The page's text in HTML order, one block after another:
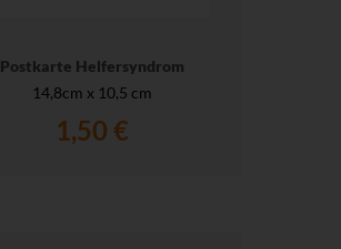
Postkarte Helfersyndrom
14,8cm x 10,5 cm
1,50 €